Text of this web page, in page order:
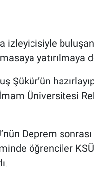
izleyicisiyle
yatırılmaya
Şükür’ün
Üniversitesi
Deprem
öğrenciler